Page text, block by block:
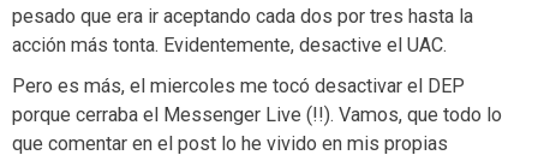
pesado que era ir aceptando cada dos por tres hasta la
acción más tonta. Evidentemente, desactive el UAC.
Pero es más, el miercoles me tocó desactivar el DEP
porque cerraba el Messenger Live (!!). Vamos, que todo lo
que comentar en el post lo he vivido en mis propias